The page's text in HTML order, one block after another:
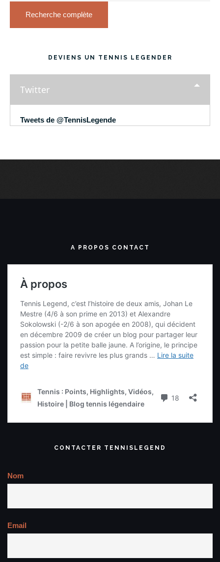
Recherche complète
DEVIENS UN TENNIS LEGENDER
Twitter
Tweets de @TennisLegende
A PROPOS CONTACT
CONTACTER TENNISLEGEND
Nom
Email